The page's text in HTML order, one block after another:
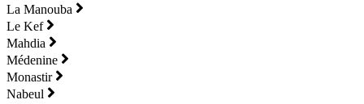
La Manouba
Le Kef
Mahdia
Médenine
Monastir
Nabeul